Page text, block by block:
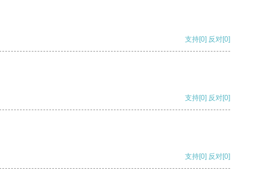
支持[0] 反对[0]
支持[0] 反对[0]
支持[0] 反对[0]